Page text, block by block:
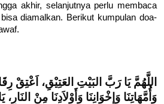
akhir, selanjutnya perlu membaca
diamalkan. Berikut kumpulan doa-
اللَّهُمَّ يَا رَبَّ البَيْتِ العَتِيْقِ، اَعْتِقْ
وَأُمَّهَاتِنَا وَإخْوَانِنَا وَأَوْلاَدِنَا مِنْ